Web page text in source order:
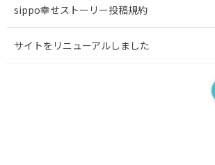
sippo幸せストーリー投稿規約
サイトをリニューアルしました